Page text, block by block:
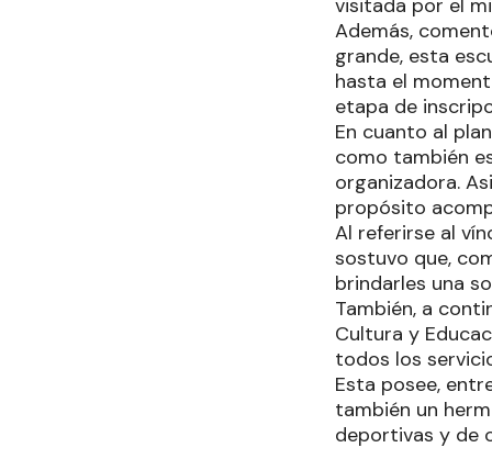
Además,
grande, esta
hasta el
etapa de
En cuanto al
como también
organizadora.
propósito
Al referirse al
sostuvo que,
brindarles una
También, a
Cultura y
todos los
Esta posee,
también un
deportivas y de